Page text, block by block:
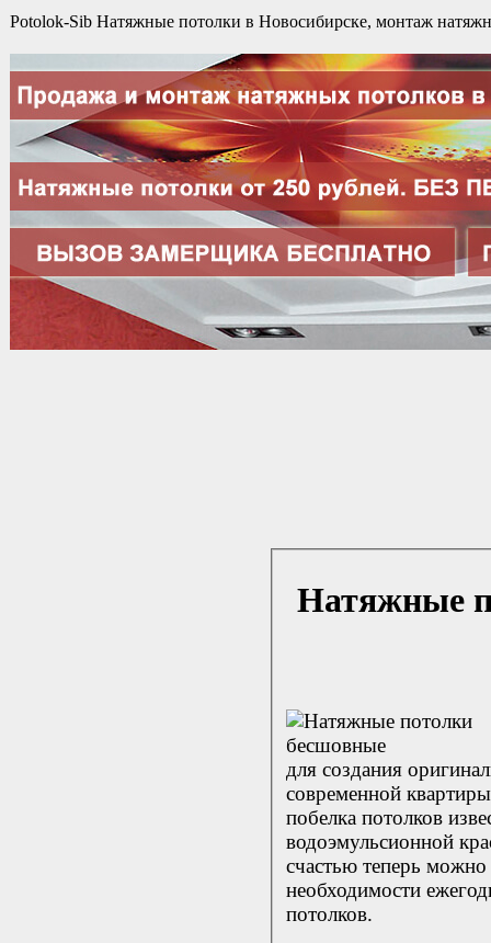
Potolok-Sib Натяжные потолки в Новосибирске, монтаж
Натяжные
для создания
современной
побелка потолков
водоэмульсионной
счастью теперь можно
необходимости
потолков.